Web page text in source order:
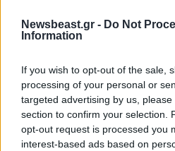
Newsbeast.gr - Do Not
Information
If you wish to opt-out of the sale,
processing of your personal or
targeted advertising by us,
section to confirm your selection.
opt-out request is processed you
interest-based ads based on